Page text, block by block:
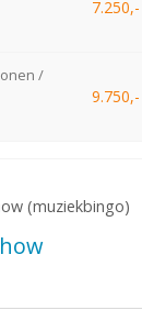
7.250,-
/
9.750,-